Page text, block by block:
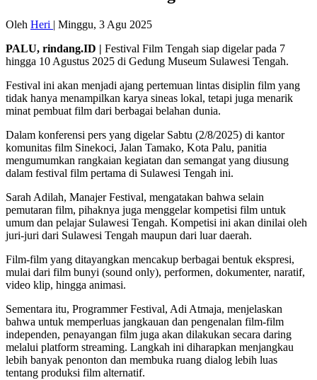
Oleh Heri | Minggu, 3 Agu 2025
PALU, rindang.ID | Festival Film Tengah siap digelar pada 7
hingga 10 Agustus 2025 di Gedung Museum Sulawesi Tengah.
Festival ini akan menjadi ajang pertemuan lintas disiplin film yang
tidak hanya menampilkan karya sineas lokal, tetapi juga menarik
minat pembuat film dari berbagai belahan dunia.
Dalam konferensi pers yang digelar Sabtu (2/8/2025) di kantor
komunitas film Sinekoci, Jalan Tamako, Kota Palu, panitia
mengumumkan rangkaian kegiatan dan semangat yang diusung
dalam festival film pertama di Sulawesi Tengah ini.
Sarah Adilah, Manajer Festival, mengatakan bahwa selain
pemutaran film, pihaknya juga menggelar kompetisi film untuk
umum dan pelajar Sulawesi Tengah. Kompetisi ini akan dinilai oleh
juri-juri dari Sulawesi Tengah maupun dari luar daerah.
Film-film yang ditayangkan mencakup berbagai bentuk ekspresi,
mulai dari film bunyi (sound only), performen, dokumenter, naratif,
video klip, hingga animasi.
Sementara itu, Programmer Festival, Adi Atmaja, menjelaskan
bahwa untuk memperluas jangkauan dan pengenalan film-film
independen, penayangan film juga akan dilakukan secara daring
melalui platform streaming. Langkah ini diharapkan menjangkau
lebih banyak penonton dan membuka ruang dialog lebih luas
tentang produksi film alternatif.